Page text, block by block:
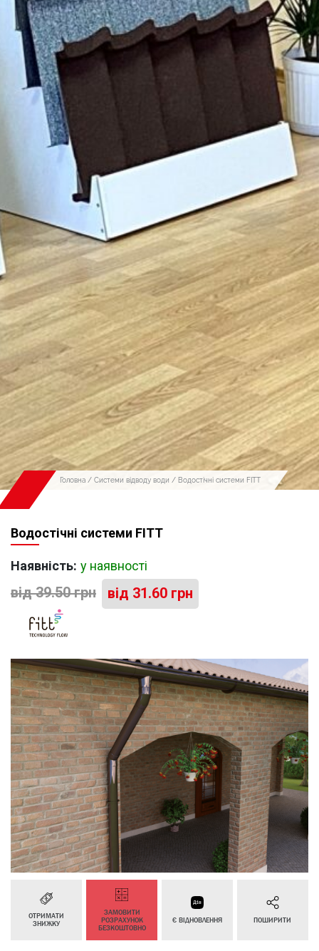
Головна / Системи відводу води / Водостічні системи FITT
Водостічні системи FITT
Наявність: у наявності
від39.50грн від 31.60 грн
ОТРИМАТИ
ЗНИЖКУ
ЗАМОВИТИ
РОЗРАХУНОК
БЕЗКОШТОВНО
Є ВІДНОВЛЕННЯ ПОШИРИТИ